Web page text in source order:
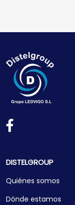
DISTELGROUP
Quiénes somos
Dónde estamos